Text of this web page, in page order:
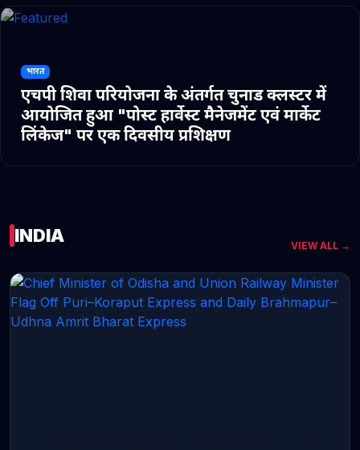
भारत
एचपी शिवा परियोजना के अंतर्गत चुनाड क्लस्टर में
आयोजित हुआ "पोस्ट हार्वेस्ट मैनेजमेंट एवं मार्केट
लिंकेज" पर एक दिवसीय प्रशिक्षण
INDIA VIEW ALL →